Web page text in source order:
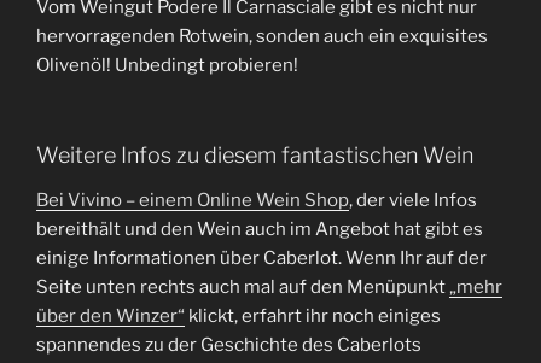
Vom Weingut Podere Il Carnasciale gibt es nicht nur
hervorragenden Rotwein, sonden auch ein exquisites
Olivenöl! Unbedingt probieren!
Weitere Infos zu diesem fantastischen Wein
Bei Vivino – einem Online Wein Shop, der viele Infos
bereithält und den Wein auch im Angebot hat gibt es
einige Informationen über Caberlot. Wenn Ihr auf der
Seite unten rechts auch mal auf den Menüpunkt „mehr
über den Winzer“ klickt, erfahrt ihr noch einiges
spannendes zu der Geschichte des Caberlots